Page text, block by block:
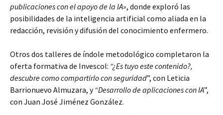
publicaciones con el apoyo de la IA», donde exploró las
posibilidades de la inteligencia artificial como aliada en la
redacción, revisión y difusión del conocimiento enfermero.
Otros dos talleres de índole metodológico completaron la
oferta formativa de Invescol: “¿Es tuyo este contenido?,
descubre como compartirlo con seguridad”, con Leticia
Barrionuevo Almuzara, y“Desarrollo de aplicaciones con IA”,
con Juan José Jiménez González.